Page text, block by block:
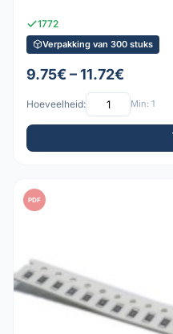
1772
Verpakking van 300 stuks
9.75€ – 11.72€
Hoeveelheid: Min: 1
PDF